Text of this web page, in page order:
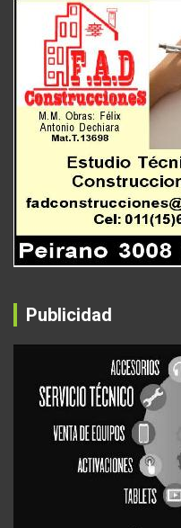
Publicidad